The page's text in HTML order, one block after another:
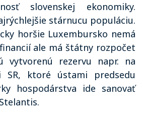
slovenskej ekonomiky.
stárnucu populáciu.
horšie Luxembursko nemá
ale má štátny rozpočet
vytvorenú rezervu napr. na
SR, ktoré ústami predsedu
hospodárstva ide sanovať